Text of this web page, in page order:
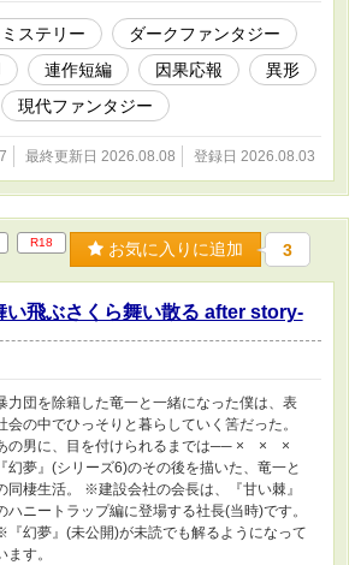
ミステリー
ダークファンタジー
連作短編 因果応報
異形
現代ファンタジー
最終更新日 2026.08.08 登録日 2026.08.03
R18 お気に入りに追加 3
い飛ぶさくら舞い散る after story-
力団を除籍した竜一と一緒になった僕は、表
会の中でひっそりと暮らしていく筈だった。
の男に、目を付けられるまでは── × × ×
『幻夢』(シリーズ6)のその後を描いた、竜一と
同棲生活。 ※建設会社の会長は、『甘い棘』
ハニートラップ編に登場する社長(当時)です。
『幻夢』(未公開)が未読でも解るようになって
ます。